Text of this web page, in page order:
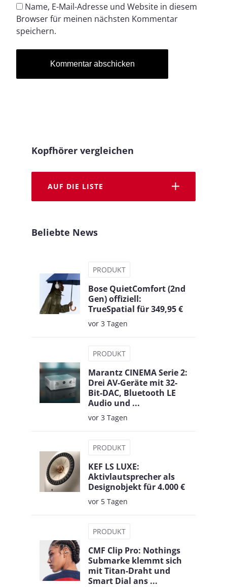
Name, E-Mail-Adresse und Website in diesem
Browser für meinen nächsten Kommentar
speichern.
Kopfhörer vergleichen
AUF DIE LISTE
Beliebte News
PRODUKT
Bose QuietComfort (2nd
Gen) offiziell:
TrueSpatial für 349,95 €
vor 3 Tagen
PRODUKT
Marantz CINEMA Serie 2:
Drei AV-Geräte mit 32-
Bit-DAC, Bluetooth LE
Audio und ...
vor 3 Tagen
PRODUKT
KEF LS LUXE:
Aktivlautsprecher als
Designobjekt für 4.000 €
vor 5 Tagen
PRODUKT
CMF Clip Pro: Nothings
Submarke klemmt sich
mit Titan-Draht und
Smart Dial ans ...